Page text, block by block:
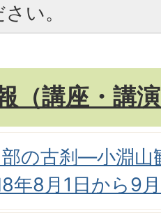
い。
（講座・講
の古刹―小淵山
年8月1日から9